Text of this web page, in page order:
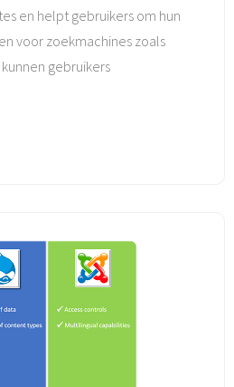
en helpt gebruikers om hun
voor zoekmachines zoals
kunnen gebruikers